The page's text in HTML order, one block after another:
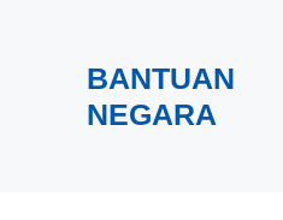
BANTUAN
NEGARA